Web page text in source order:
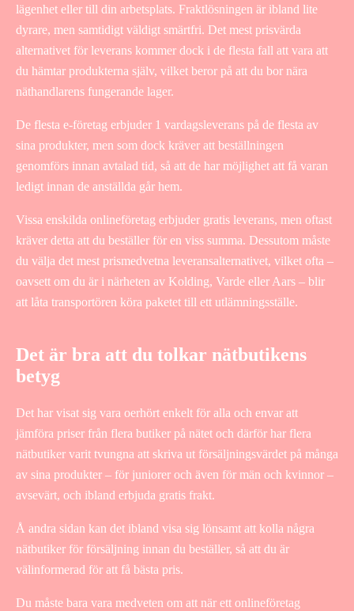
lägenhet eller till din arbetsplats. Fraktlösningen är ibland lite
dyrare, men samtidigt väldigt smärtfri. Det mest prisvärda
alternativet för leverans kommer dock i de flesta fall att vara att
du hämtar produkterna själv, vilket beror på att du bor nära
näthandlarens fungerande lager.
De flesta e-företag erbjuder 1 vardagsleverans på de flesta av
sina produkter, men som dock kräver att beställningen
genomförs innan avtalad tid, så att de har möjlighet att få varan
ledigt innan de anställda går hem.
Vissa enskilda onlineföretag erbjuder gratis leverans, men oftast
kräver detta att du beställer för en viss summa. Dessutom måste
du välja det mest prismedvetna leveransalternativet, vilket ofta –
oavsett om du är i närheten av Kolding, Varde eller Aars – blir
att låta transportören köra paketet till ett utlämningsställe.
Det är bra att du tolkar nätbutikens
betyg
Det har visat sig vara oerhört enkelt för alla och envar att
jämföra priser från flera butiker på nätet och därför har flera
nätbutiker varit tvungna att skriva ut försäljningsvärdet på många
av sina produkter – för juniorer och även för män och kvinnor –
avsevärt, och ibland erbjuda gratis frakt.
Å andra sidan kan det ibland visa sig lönsamt att kolla några
nätbutiker för försäljning innan du beställer, så att du är
välinformerad för att få bästa pris.
Du måste bara vara medveten om att när ett onlineföretag